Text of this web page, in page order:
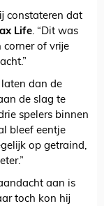
constateren dat
Life. “Dit was
corner of vrije
laten dan de
de slag te
spelers binnen
bleef eentje
op getraind,
aan is
toch kon hij